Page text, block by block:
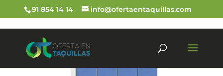
91 854 14 14 info@ofertaentaquillas.com